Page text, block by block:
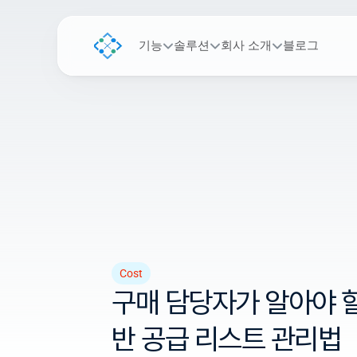
기능 솔루션 회사 소개 블로그
Cost
구매 담당자가 알아야
반 공급 리스트 관리법